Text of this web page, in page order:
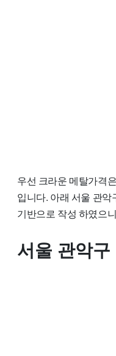
우선 크라운 메탈가격
입니다. 아래 서울 관
기반으로 작성 하였으
서울 관악구